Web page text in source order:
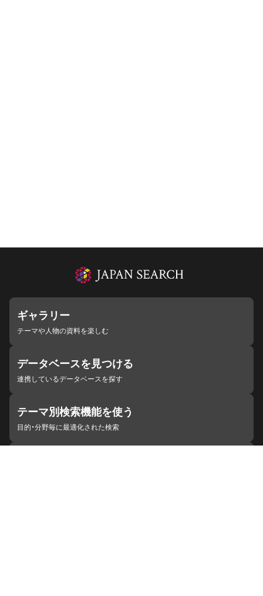
ギャラリー
テーマや人物の資料を楽しむ
データベースを見つける
連携しているデータベースを探す
テーマ別検索機能を使う
目的・分野毎に最適化された検索